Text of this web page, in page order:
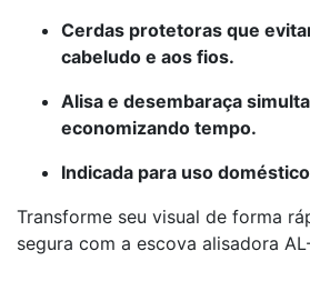
Cerdas protetoras que
cabeludo e aos fios.
Alisa e desembaraça
economizando tempo.
Indicada para uso
Transforme seu visual de forma
segura com a escova alisadora